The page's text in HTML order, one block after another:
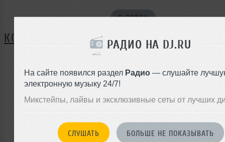
РАДИО НА DJ.RU
На сайте появился раздел Радио — слушайте
электронную музыку 24/7!
Микстейпы, лайвы и эксклюзивные сеты от лучших
СЛУШАТЬ БОЛЬШЕ НЕ ПОКАЗЫВАТЬ
Я ПОЙДУ
КОММЕНТАРИИ
ЗАРЕГИСТРИРУЙТЕСЬ
Или